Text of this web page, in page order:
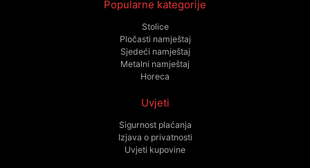
Popularne kategorije
Stolice
Pločasti namještaj
Sjedeći namještaj
Metalni namještaj
Horeca
Uvjeti
Sigurnost plaćanja
Izjava o privatnosti
Uvjeti kupovine